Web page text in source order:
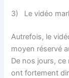
3) Le vidéo
Autrefois, le
moyen réservé
De nos jours, ce
ont fortement